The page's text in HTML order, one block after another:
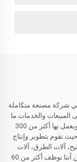
هي شركة مصنعة متكاملة
المبيعات والخدمات ما
بعد البيع. تأسست شركتنا منذ أكثر من 20 عامًا ويعمل بها أكثر من 300
8000 متر مربع، حيث نقوم بتطوير وإنتاج
آلات الطرق، آلات
الخرسانة، آلات الأرضيات وغيرها. وعلى الرغم من أننا نوظف أكثر من 60